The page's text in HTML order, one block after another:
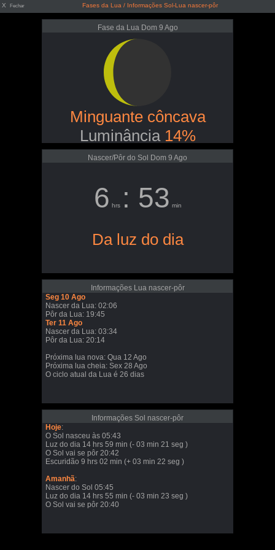
X Fechar Fases da Lua / Informações Sol-Lua nascer-pôr
Fase da Lua Dom 9 Ago
Minguante côncava
Luminância 14%
Nascer/Pôr do Sol Dom 9 Ago
6 hrs : 53 min
Da luz do dia
Informações Lua nascer-pôr
Seg 10 Ago
Nascer da Lua: 02:06
Pôr da Lua: 19:45
Ter 11 Ago
Nascer da Lua: 03:34
Pôr da Lua: 20:14
Próxima lua nova: Qua 12 Ago
Próxima lua cheia: Sex 28 Ago
O ciclo atual da Lua é 26 dias
Informações Sol nascer-pôr
Hoje:
O Sol nasceu às 05:43
Luz do dia 14 hrs 59 min (- 03 min 21 seg )
O Sol vai se pôr 20:42
Escuridão 9 hrs 02 min (+ 03 min 22 seg )
Amanhã:
Nascer do Sol 05:45
Luz do dia 14 hrs 55 min (- 03 min 23 seg )
O Sol vai se pôr 20:40